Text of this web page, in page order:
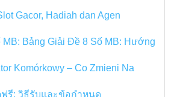
Gacor, Hadiah dan Agen
MB: Bảng Giải Đề 8 Số MB: Hướng
Komórkowy – Co Zmieni Na
ฟรี: วิธีรับและข้อกำหนด